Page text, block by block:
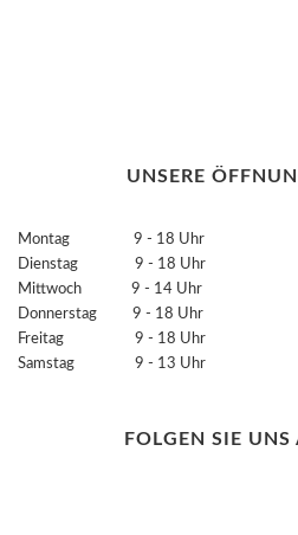
UNSERE
Montag 9 - 18 Uhr
Dienstag 9 - 18 Uhr
Mittwoch 9 - 14 Uhr
Donnerstag 9 - 18 Uhr
Freitag 9 - 18 Uhr
Samstag 9 - 13 Uhr
FOLGEN SIE